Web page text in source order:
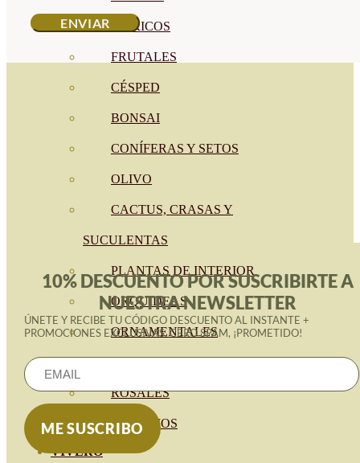
CÍTRICOS
FRUTALES
CÉSPED
BONSAI
CONÍFERAS Y SETOS
OLIVO
CACTUS, CRASAS Y
SUCULENTAS
PLANTAS DE INTERIOR
ORQUIDEAS
ORNAMENTALES
HORTENSIAS
ROSALES
GERANIOS
VIVERO
10% DESCUENTO POR SUSCRIBIRTE A
NUESTRA NEWSLETTER
ÚNETE Y RECIBE TU CÓDIGO DESCUENTO AL INSTANTE +
PROMOCIONES EXCLUSIVAS. CERO SPAM, ¡PROMETIDO!